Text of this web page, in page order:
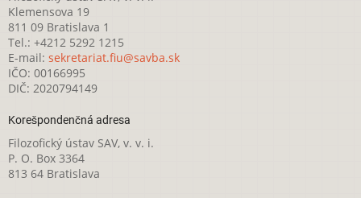
Klemensova 19
811 09 Bratislava 1
Tel.: +4212 5292 1215
E-mail: sekretariat.fiu@savba.sk
IČO: 00166995
DIČ: 2020794149
Korešpondenčná adresa
Filozofický ústav SAV, v. v. i.
P. O. Box 3364
813 64 Bratislava